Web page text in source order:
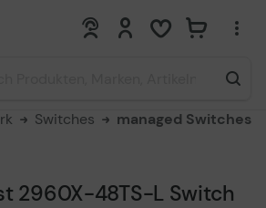
0 0
Switches managed Switches
2960X-48TS-L Switch